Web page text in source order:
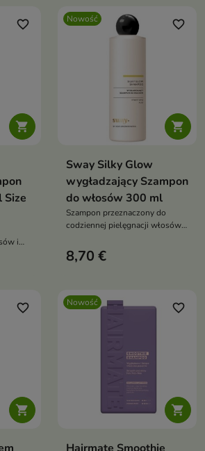

favorite_border
Size
i
Nowość

favorite_border
Sway Silky Glow
wygładzający Szampon
do włosów 300 ml
Szampon przeznaczony do
codziennej pielęgnacji włosów
pozbawionych gładkości.
8,70 €

favorite_border Nowość

favorite_border